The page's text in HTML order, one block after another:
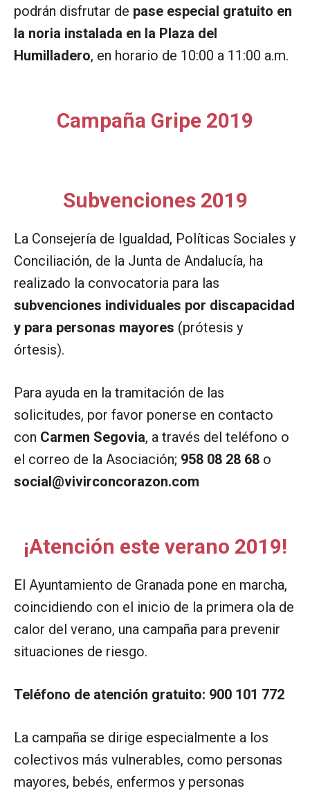
podrán disfrutar de pase especial gratuito en
la noria instalada en la Plaza del
Humilladero, en horario de 10:00 a 11:00 a.m.
Campaña Gripe 2019
Subvenciones 2019
La Consejería de Igualdad, Políticas Sociales y
Conciliación, de la Junta de Andalucía, ha
realizado la convocatoria para las
subvenciones individuales por discapacidad
y para personas mayores (prótesis y
órtesis).
Para ayuda en la tramitación de las
solicitudes, por favor ponerse en contacto
con Carmen Segovia, a través del teléfono o
el correo de la Asociación; 958 08 28 68 o
social@vivirconcorazon.com
¡Atención este verano 2019!
El Ayuntamiento de Granada pone en marcha,
coincidiendo con el inicio de la primera ola de
calor del verano, una campaña para prevenir
situaciones de riesgo.
Teléfono de atención gratuito: 900 101 772
La campaña se dirige especialmente a los
colectivos más vulnerables, como personas
mayores, bebés, enfermos y personas